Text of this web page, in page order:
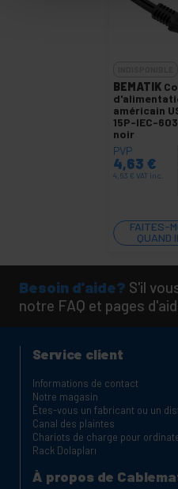
BEMATIK
américain
15P-IEC-
noir
PVP
4,63 €
4,63 € VAT inc.
FAITES-
QUAND
Besoin d'aide? S'il
notre FAQ et pages
Service client
Informations de contact
Notre magasin
Êtes-vous un fabricant ou un
Canal des plaintes
Chariots de charge pour
Rack Dolapları
À propos de